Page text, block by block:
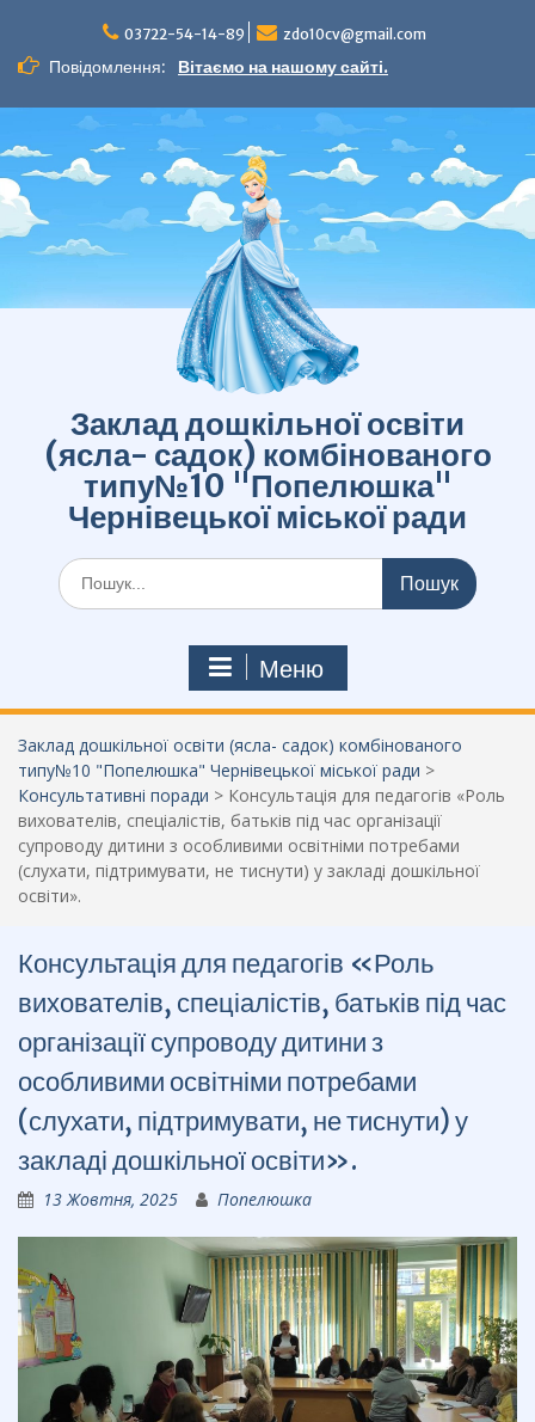
вмісту
03722-54-14-89 zdo10cv@gmail.com
Повідомлення: Вітаємо на нашому сайті.
Заклад дошкільної освіти
(ясла- садок) комбінованого
типу№10 "Попелюшка"
Чернівецької міської ради
Шукати:
Меню
Заклад дошкільної освіти (ясла- садок) комбінованого
типу№10 "Попелюшка" Чернівецької міської ради >
Консультативні поради > Консультація для педагогів «Роль
вихователів, спеціалістів, батьків під час організації
супроводу дитини з особливими освітніми потребами
(слухати, підтримувати, не тиснути) у закладі дошкільної
освіти».
Консультація для педагогів «Роль
вихователів, спеціалістів, батьків під час
організації супроводу дитини з
особливими освітніми потребами
(слухати, підтримувати, не тиснути) у
закладі дошкільної освіти».
13 Жовтня, 2025 Попелюшка